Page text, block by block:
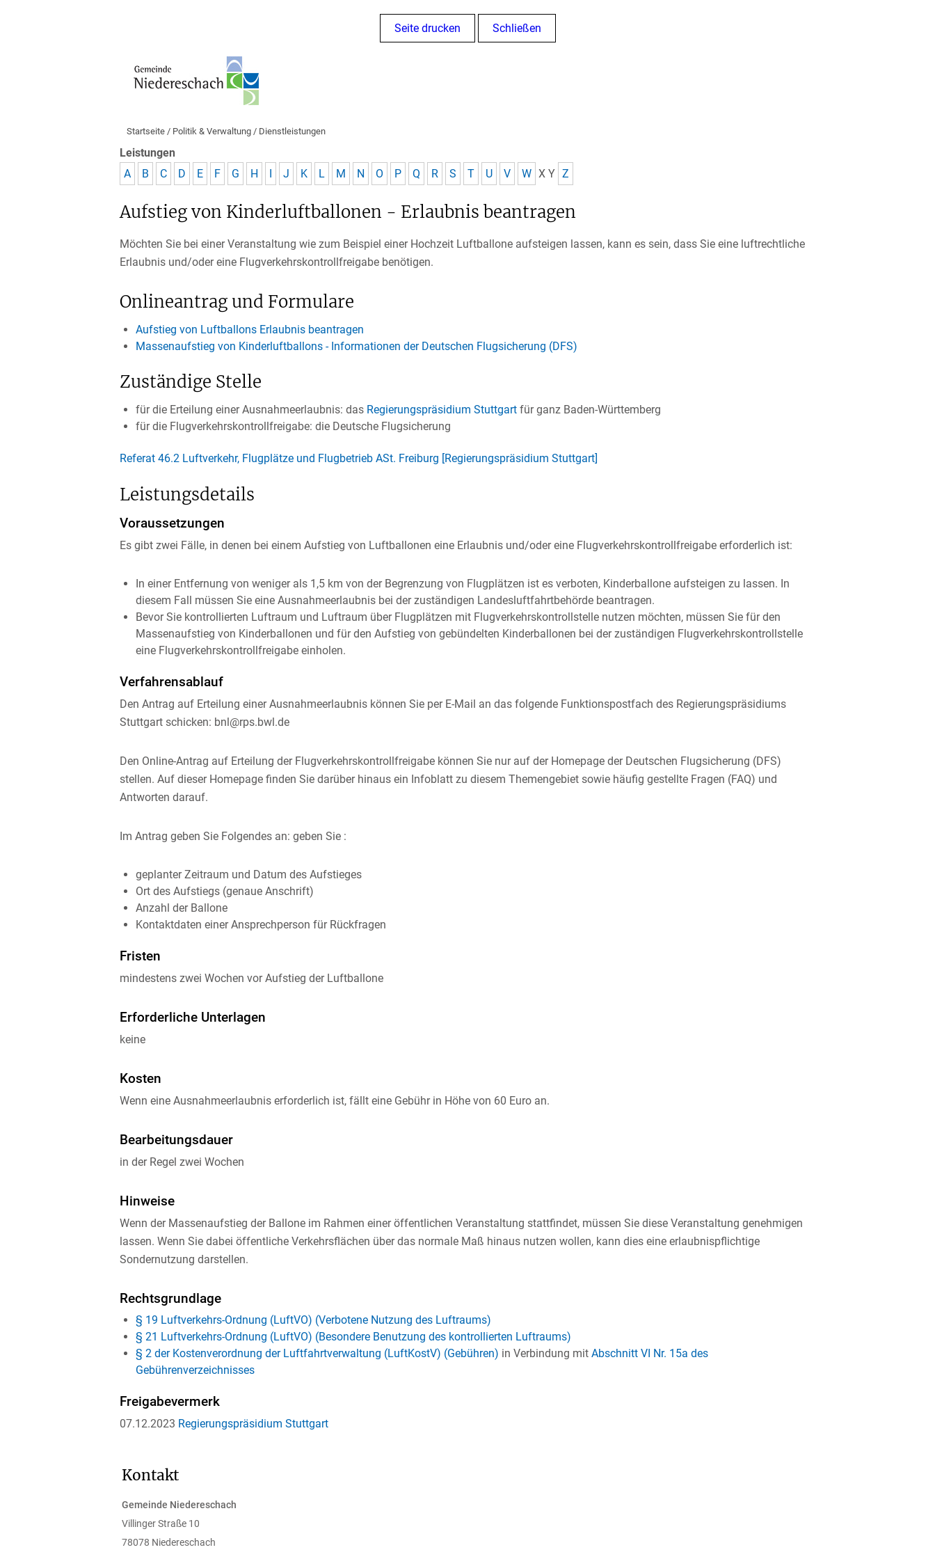
Seite drucken Schließen
Startseite / Politik & Verwaltung / Dienstleistungen
Leistungen
A
B C D E F G H I J K L M N O P Q R S T U V W X Y Z
Aufstieg von Kinderluftballonen - Erlaubnis beantragen
Möchten Sie bei einer Veranstaltung wie zum Beispiel einer Hochzeit Luftballone aufsteigen lassen, kann es sein, dass Sie eine luftrechtliche
Erlaubnis und/oder eine Flugverkehrskontrollfreigabe benötigen.
Onlineantrag und Formulare
Aufstieg von Luftballons Erlaubnis beantragen
Massenaufstieg von Kinderluftballons - Informationen der Deutschen Flugsicherung (DFS)
Zuständige Stelle
für die Erteilung einer Ausnahmeerlaubnis: das Regierungspräsidium Stuttgartfür ganz Baden-Württemberg
für die Flugverkehrskontrollfreigabe: die Deutsche Flugsicherung
Referat 46.2 Luftverkehr, Flugplätze und Flugbetrieb ASt. Freiburg [Regierungspräsidium Stuttgart]
Leistungsdetails
Voraussetzungen
Es gibt zwei Fälle, in denen bei einem Aufstieg von Luftballonen eine Erlaubnis und/oder eine Flugverkehrskontrollfreigabe erforderlich ist:
In einer Entfernung von weniger als 1,5 km von der Begrenzung von Flugplätzen ist es verboten, Kinderballone aufsteigen zu lassen. In
diesem Fall müssen Sie eine Ausnahmeerlaubnis bei der zuständigen Landesluftfahrtbehörde beantragen.
Bevor Sie kontrollierten Luftraum und Luftraum über Flugplätzen mit Flugverkehrskontrollstelle nutzen möchten, müssen Sie für den
Massenaufstieg von Kinderballonen und für den Aufstieg von gebündelten Kinderballonen bei der zuständigen Flugverkehrskontrollstelle
eine Flugverkehrskontrollfreigabe einholen.
Verfahrensablauf
Den Antrag auf Erteilung einer Ausnahmeerlaubnis können Sie per E-Mail an das folgende Funktionspostfach des Regierungspräsidiums
Stuttgart schicken: bnl@rps.bwl.de
Den Online-Antrag auf Erteilung der Flugverkehrskontrollfreigabe können Sie nur auf der Homepage der Deutschen Flugsicherung (DFS)
stellen. Auf dieser Homepage finden Sie darüber hinaus ein Infoblatt zu diesem Themengebiet sowie häufig gestellte Fragen (FAQ) und
Antworten darauf.
Im Antrag geben Sie Folgendes an: geben Sie :
geplanter Zeitraum und Datum des Aufstieges
Ort des Aufstiegs (genaue Anschrift)
Anzahl der Ballone
Kontaktdaten einer Ansprechperson für Rückfragen
Fristen
mindestens zwei Wochen vor Aufstieg der Luftballone
Erforderliche Unterlagen
keine
Kosten
Wenn eine Ausnahmeerlaubnis erforderlich ist, fällt eine Gebühr in Höhe von 60 Euro an.
Bearbeitungsdauer
in der Regel zwei Wochen
Hinweise
Wenn der Massenaufstieg der Ballone im Rahmen eineröffentlichen Veranstaltung stattfindet, müssen Sie diese Veranstaltung genehmigen
lassen. Wenn Sie dabei öffentliche Verkehrsflächen über das normale Maß hinaus nutzen wollen, kann dies eine erlaubnispflichtige
Sondernutzung darstellen.
Rechtsgrundlage
§ 19 Luftverkehrs-Ordnung (LuftVO) (Verbotene Nutzung des Luftraums)
§ 21 Luftverkehrs-Ordnung (LuftVO) (Besondere Benutzung des kontrollierten Luftraums)
§ 2 der Kostenverordnung der Luftfahrtverwaltung (LuftKostV) (Gebühren) in Verbindung mitAbschnitt VI Nr. 15a des
Gebührenverzeichnisses
Freigabevermerk
07.12.2023 Regierungspräsidium Stuttgart
Kontakt
Gemeinde Niedereschach
Villinger Straße 10
78078 Niedereschach